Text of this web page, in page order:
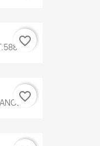
favorite_border
favorite_border